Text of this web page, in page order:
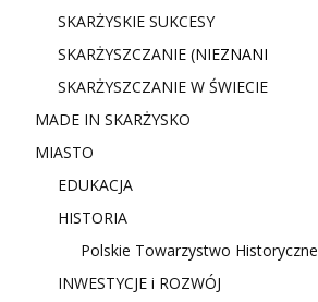
SKARŻYSKIE SUKCESY
SKARŻYSZCZANIE (NIEZNANI
SKARŻYSZCZANIE W ŚWIECIE
MADE IN SKARŻYSKO
MIASTO
EDUKACJA
HISTORIA
Polskie Towarzystwo Historyczne
INWESTYCJE i ROZWÓJ